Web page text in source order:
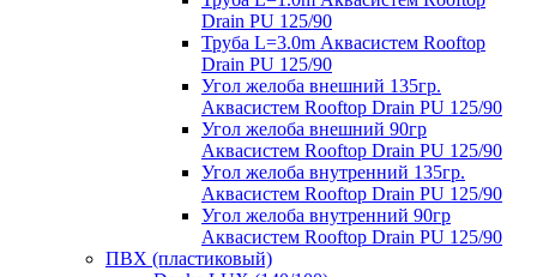
Drain PU 125/90
Труба L=3.0m Аквасистем Rooftop
Drain PU 125/90
Угол желоба внешний 135гр.
Аквасистем Rooftop Drain PU 125/90
Угол желоба внешний 90гр
Аквасистем Rooftop Drain PU 125/90
Угол желоба внутренний 135гр.
Аквасистем Rooftop Drain PU 125/90
Угол желоба внутренний 90гр
Аквасистем Rooftop Drain PU 125/90
ПВХ (пластиковый)